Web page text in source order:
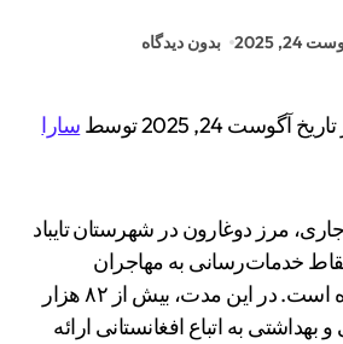
24, 2025 بدون دیدگاه
24, 2025 توسط
سارا
مرز دوغارون در شهرستان تایباد
خدمات‌رسانی به مهاجران
افغانستانی تبدیل شده است. در این مدت، بیش از ۸۲ هزار
به اتباع افغانستانی ارائه